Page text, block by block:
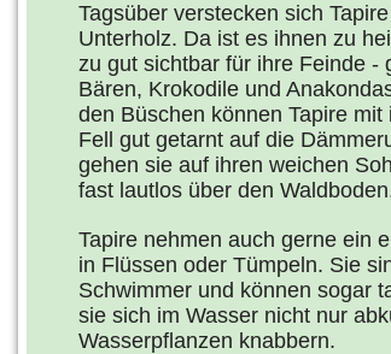
Tagsüber verstecken sich
Unterholz. Da ist es ihnen zu
zu gut sichtbar für ihre Feinde -
Bären, Krokodile und
den Büschen können Tapire mit
Fell gut getarnt auf die
gehen sie auf ihren weichen
fast lautlos über den
Tapire nehmen auch gerne ein
in Flüssen oder Tümpeln. Sie
Schwimmer und können sogar
sie sich im Wasser nicht nur
Wasserpflanzen knabbern.